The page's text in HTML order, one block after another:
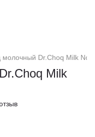
Dr.Choq Milk
Milk